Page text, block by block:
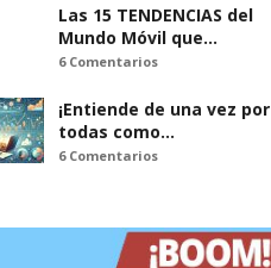
Las 15 TENDENCIAS del
Mundo Móvil que…
6 Comentarios
¡Entiende de una vez por
todas como…
6 Comentarios